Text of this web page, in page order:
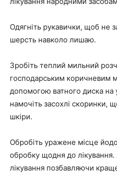
Одягніть рукавички, щоб не
шерсть навколо лишаю.
Зробіть теплий мильний
господарським коричневим
допомогою ватного диска
намочіть засохлі скоринки,
шкіри.
Обробіть уражене місце
обробку щодня до
лікування позбавляючи